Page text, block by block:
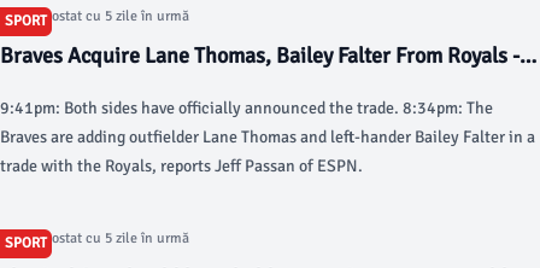
SPORT
Articol postat cu 5 zile în urmă
Braves Acquire Lane Thomas, Bailey Falter From Royals -
9:41pm: Both sides have officially announced the trade. 8:34pm: The
Braves are adding outfielder Lane Thomas and left-hander Bailey Falter in a
trade with the Royals, reports Jeff Passan of ESPN.
SPORT
Articol postat cu 5 zile în urmă